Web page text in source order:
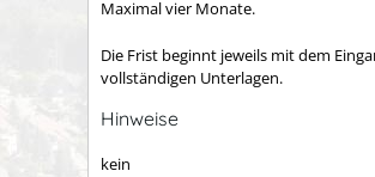
Maximal vier Monate.
Die Frist beginnt jeweils mit dem
vollständigen Unterlagen.
Hinweise
kein